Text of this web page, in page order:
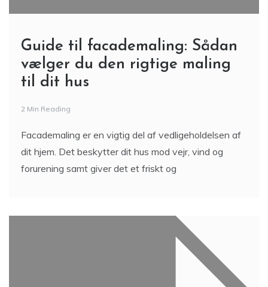
Guide til facademaling: Sådan
vælger du den rigtige maling
til dit hus
2 Min Reading
Facademaling er en vigtig del af vedligeholdelsen af
dit hjem. Det beskytter dit hus mod vejr, vind og
forurening samt giver det et friskt og